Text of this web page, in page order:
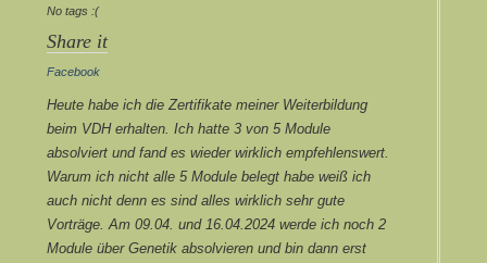
No tags :(
Share it
Facebook
Heute habe ich die Zertifikate meiner Weiterbildung
beim VDH erhalten. Ich hatte 3 von 5 Module
absolviert und fand es wieder wirklich empfehlenswert.
Warum ich nicht alle 5 Module belegt habe weiß ich
auch nicht denn es sind alles wirklich sehr gute
Vorträge. Am 09.04. und 16.04.2024 werde ich noch 2
Module über Genetik absolvieren und bin dann erst